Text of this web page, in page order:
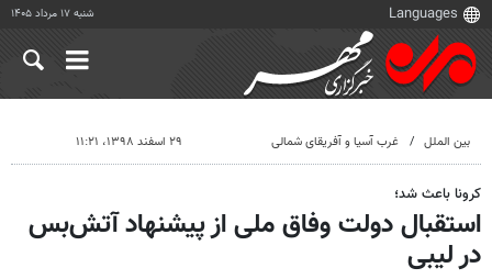
شنبه ۱۷ مرداد ۱۴۰۵
بین الملل غرب آسیا و آفریقای شمالی ۲۹ اسفند ۱۳۹۸، ۱۱:۲۱
کرونا باعث شد؛
استقبال دولت وفاق ملی از پیشنهاد آتش‌بس
در لیبی